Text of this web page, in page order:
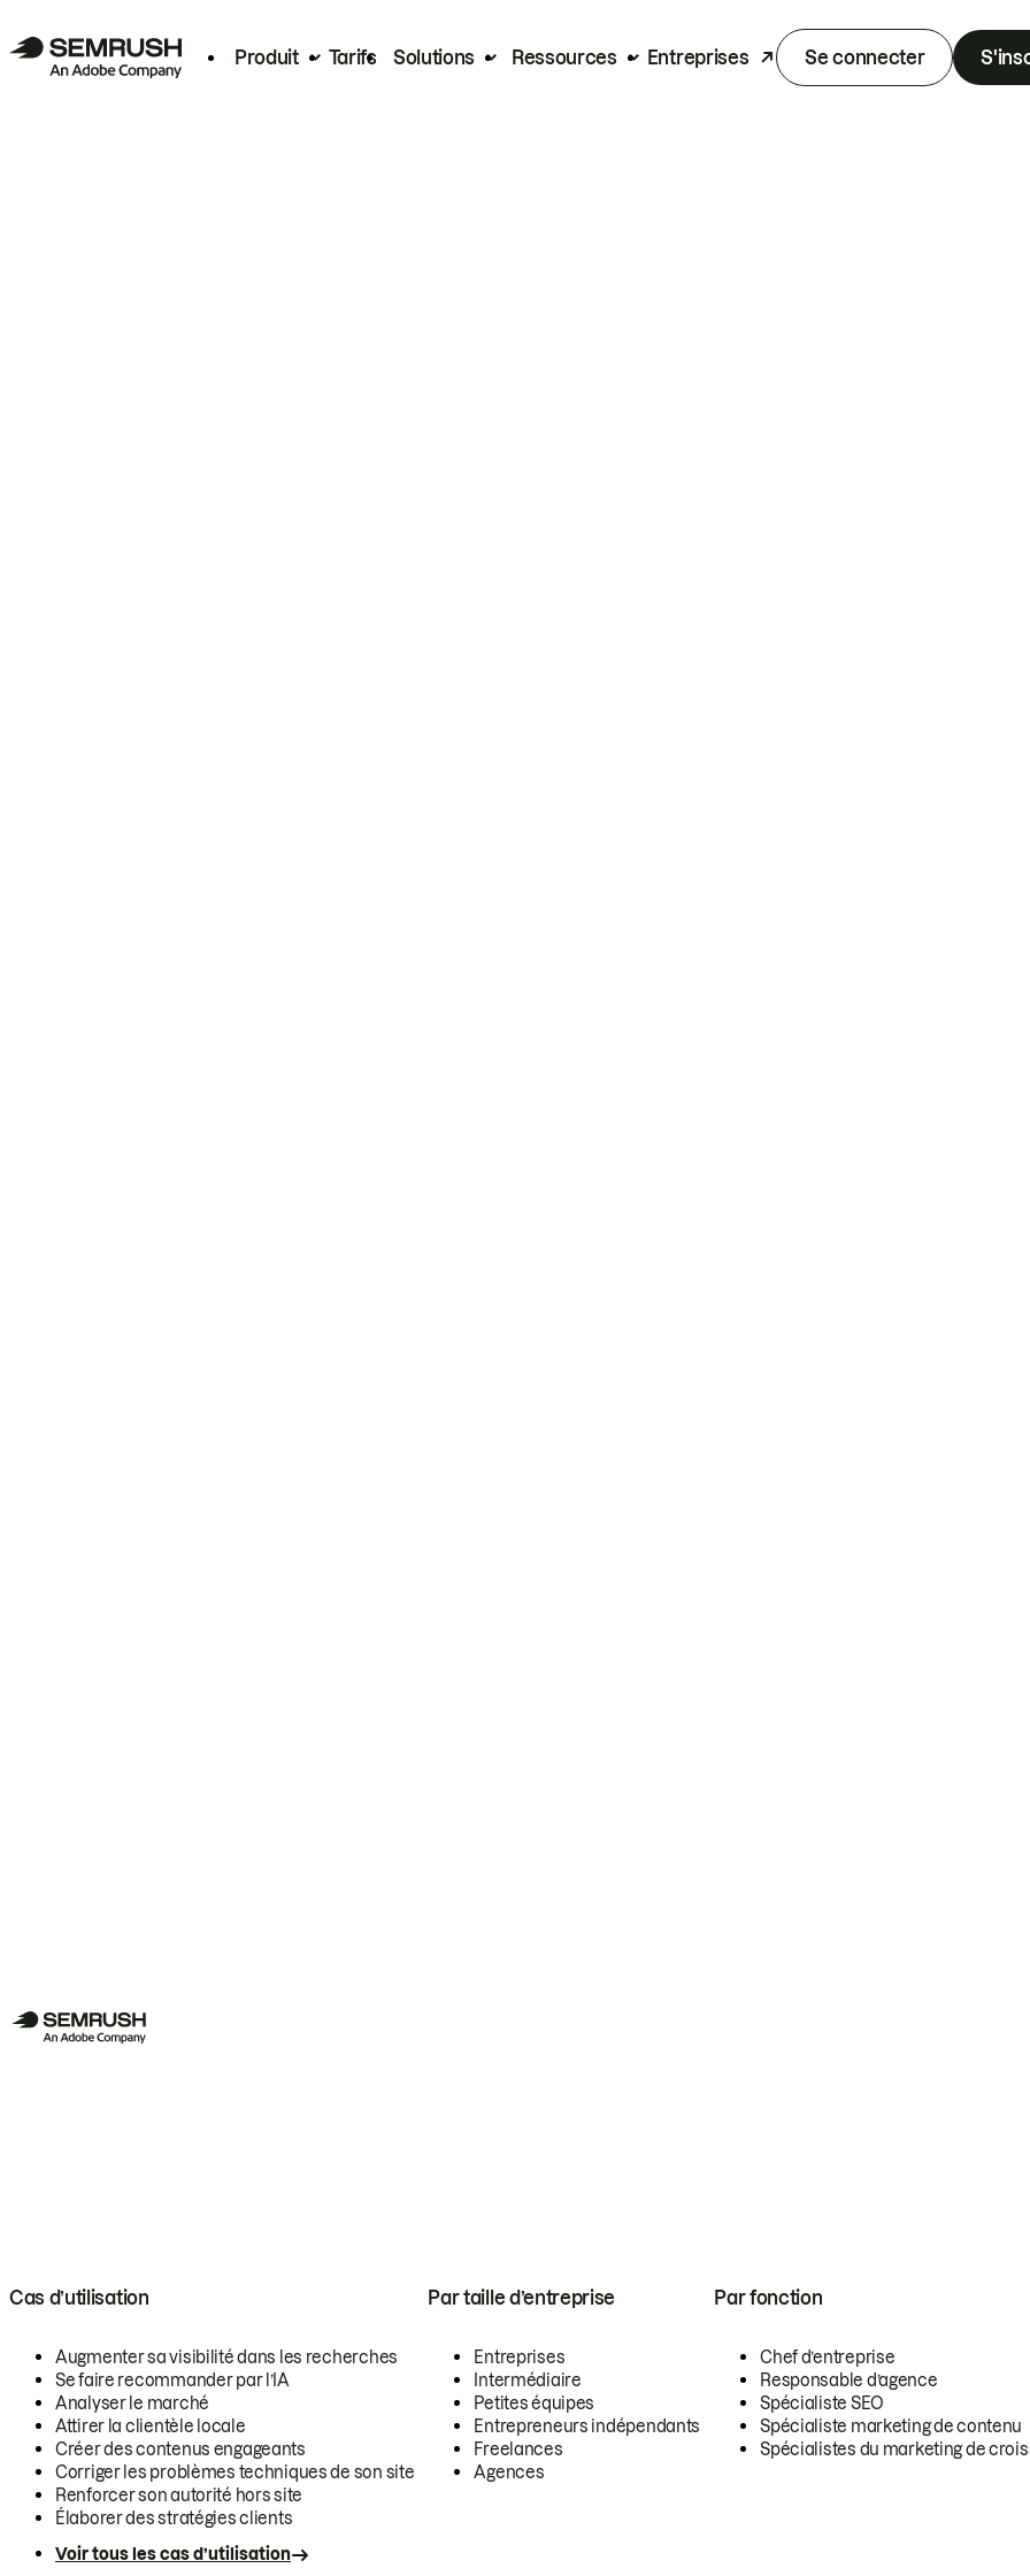
Produit Tarifs Solutions Ressources Entreprises Se connecter
Cas d’utilisation
Augmenter sa visibilité dans les recherches
Se faire recommander par l’IA
Analyser le marché
Attirer la clientèle locale
Créer des contenus engageants
Corriger les problèmes techniques de son site
Renforcer son autorité hors site
Élaborer des stratégies clients
Voir tous les cas d’utilisation
Par taille d’entreprise
Entreprises
Intermédiaire
Petites équipes
Entrepreneurs indépendants
Freelances
Agences
Par fonction
Chef d’entreprise
Responsable d’agence
Spécialiste SEO
Spécialiste marketing de contenu
Spécialistes du marketing de